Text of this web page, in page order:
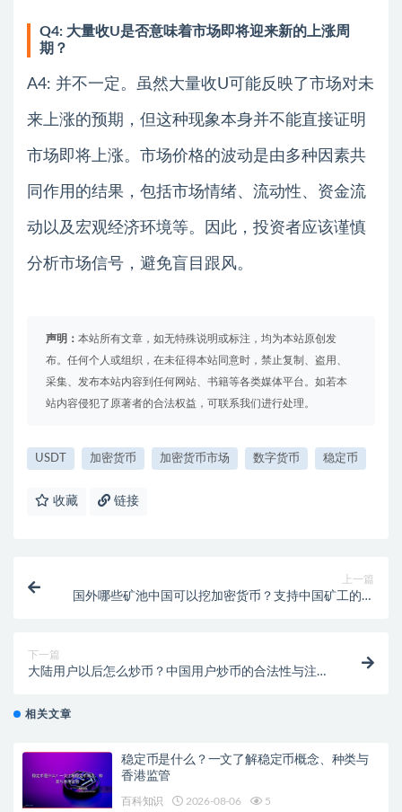
Q4: 大量收U是否意味着市场即将迎来新的上涨周
期？
A4: 并不一定。虽然大量收U可能反映了市场对未
来上涨的预期，但这种现象本身并不能直接证明
市场即将上涨。市场价格的波动是由多种因素共
同作用的结果，包括市场情绪、流动性、资金流
动以及宏观经济环境等。因此，投资者应该谨慎
分析市场信号，避免盲目跟风。
声明： 本站所有文章，如无特殊说明或标注，均为本站原创发
布。任何个人或组织，在未征得本站同意时，禁止复制、盗用、
采集、发布本站内容到任何网站、书籍等各类媒体平台。如若本
站内容侵犯了原著者的合法权益，可联系我们进行处理。
USDT 加密货币 加密货币市场 数字货币 稳定币
收藏 链接
上一篇
国外哪些矿池中国可以挖加密货币？支持中国矿工的海
下一篇
大陆用户以后怎么炒币？中国用户炒币的合法性与注意
相关文章
稳定币是什么？一文了解稳定币概念、种类与
香港监管
百科知识 2026-08-06 5